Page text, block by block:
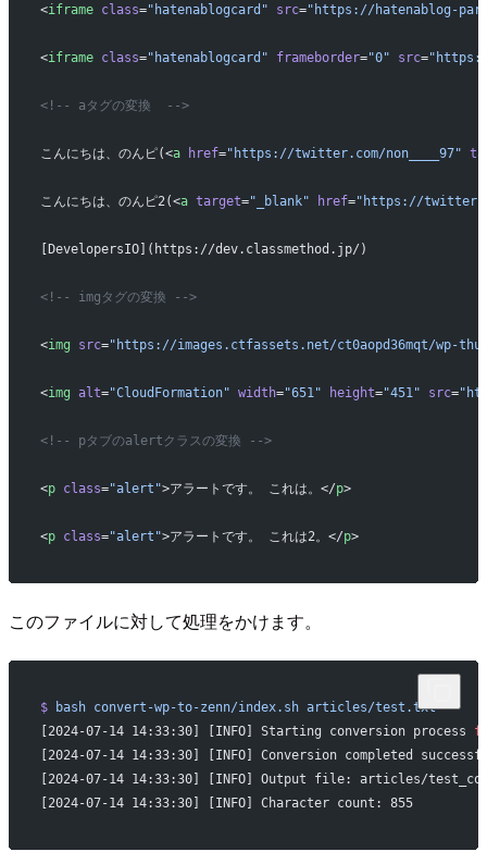
<iframe class="hatenablogcard" src="https://hatenablog-
<iframe class="hatenablogcard" frameborder="0" src=
<!-- aタグの変換  -->
こんにちは、のんピ(<a href="https://twitter.com/non____97"
こんにちは、のんピ2(<a target="_blank" href="https://
[DevelopersIO](https://dev.classmethod.jp/)
<!-- imgタグの変換 -->
<img src="https://images.ctfassets.net/ct0aopd36mqt/wp-
<img alt="CloudFormation" width="651" height="451" src=
<!-- pタブのalertクラスの変換 -->
<p class="alert">アラートです。 これは。</p>
<p class="alert">アラートです。 これは2。</p>
このファイルに対して処理をかけます。
$ bash convert-wp-to-zenn/index.sh articles/test.txt
[2024-07-14 14:33:30] [INFO] Starting conversion process
[2024-07-14 14:33:30] [INFO] Conversion completed
[2024-07-14 14:33:30] [INFO] Output file: articles/
[2024-07-14 14:33:30] [INFO] Character count: 855